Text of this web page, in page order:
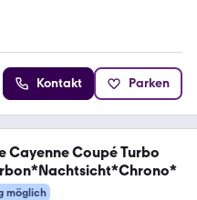
Kontakt Parken
Cayenne Coupé Turbo
möglich